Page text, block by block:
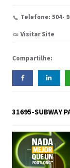
Telefone: 504-
Visitar Site
Compartilhe:
31695-SUBWAY